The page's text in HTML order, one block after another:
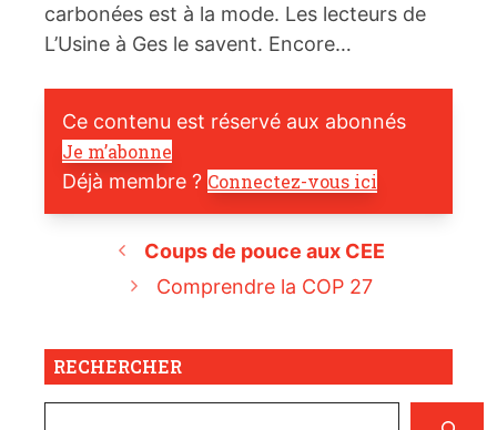
carbonées est à la mode. Les lecteurs de
L’Usine à Ges le savent. Encore…
Ce contenu est réservé aux abonnés
Je m’abonne
Déjà membre ? Connectez-vous ici
Coups de pouce aux CEE
Comprendre la COP 27
RECHERCHER